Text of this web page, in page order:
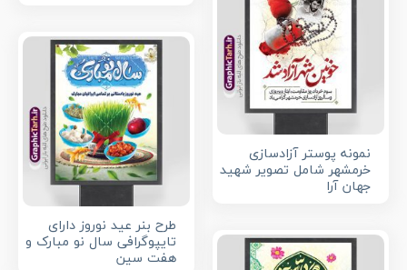
نمونه پوستر آزادسازی
خرمشهر شامل تصویر شهید
جهان آرا
طرح بنر عید نوروز دارای
تایپوگرافی سال نو مبارک و
هفت سین